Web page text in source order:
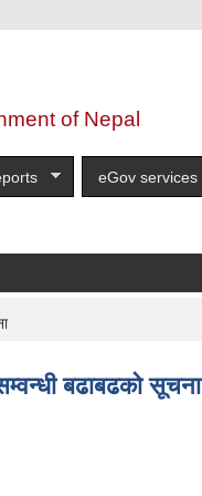
of Nepal
eGov services
बढाबढको सूचना